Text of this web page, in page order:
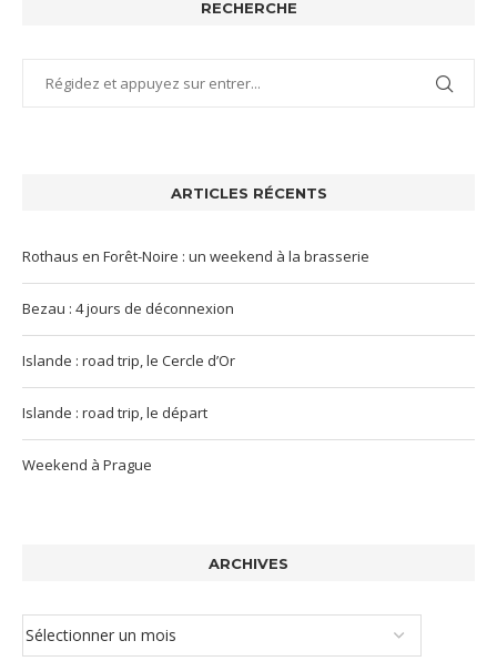
RECHERCHE
ARTICLES RÉCENTS
Rothaus en Forêt-Noire : un weekend à la brasserie
Bezau : 4 jours de déconnexion
Islande : road trip, le Cercle d’Or
Islande : road trip, le départ
Weekend à Prague
ARCHIVES